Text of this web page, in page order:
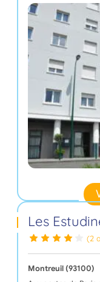
Les
(2
Montreuil (93100)